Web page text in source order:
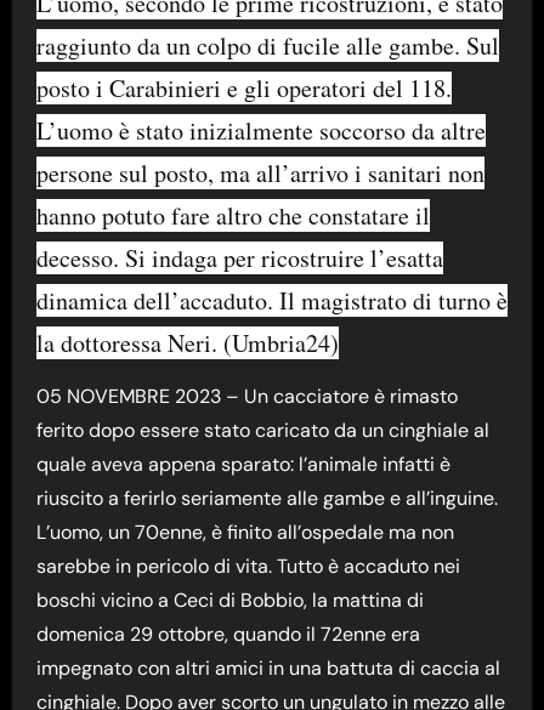
raggiunto da un colpo di fucile alle gambe. Sul
posto i Carabinieri e gli operatori del 118.
L’uomo è stato inizialmente soccorso da altre
persone sul posto, ma all’arrivo i sanitari non
hanno potuto fare altro che constatare il
decesso. Si indaga per ricostruire l’esatta
dinamica dell’accaduto. Il magistrato di turno è
la dottoressa Neri. (Umbria24)
05 NOVEMBRE 2023 – Un cacciatore è rimasto
ferito dopo essere stato caricato da un cinghiale al
quale aveva appena sparato: l’animale infatti è
riuscito a ferirlo seriamente alle gambe e all’inguine.
L’uomo, un 70enne, è finito all’ospedale ma non
sarebbe in pericolo di vita. Tutto è accaduto nei
boschi vicino a Ceci di Bobbio, la mattina di
domenica 29 ottobre, quando il 72enne era
impegnato con altri amici in una battuta di caccia al
cinghiale. Dopo aver scorto un ungulato in mezzo alle